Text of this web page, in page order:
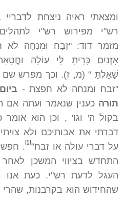
ומצאתי ראיה ניצחת לדבריי
רש"י מפירוש רש"י
מזמר דוד: "זֶבַח וּמִנְחָה לֹא
אָזְנַיִם כָּרִיתָ לִּי עוֹלָה
שָׁאָלְתָּ " (מ, ז). וכך מפרש שם
"זבח ומנחה לא חפצת -
תורה כענין שנאמר ועתה אם
בקול ה' וגו' , וכן הוא אומר
דברתי את אבותיכם ולא
על דברי עולה או זבח"[5]
.
התחדש בציווי המשכן
העגל לדעת רש"י. כעת אנו
שהחידוש הוא בקרבנות, שהרי